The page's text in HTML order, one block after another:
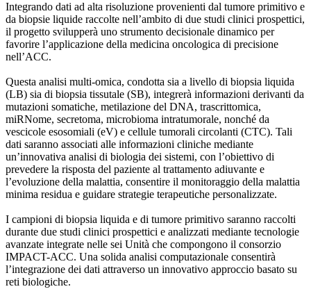
Integrando dati ad alta risoluzione provenienti dal tumore primitivo e
da biopsie liquide raccolte nell’ambito di due studi clinici prospettici,
il progetto svilupperà uno strumento decisionale dinamico per
favorire l’applicazione della medicina oncologica di precisione
nell’ACC.
Questa analisi multi-omica, condotta sia a livello di biopsia liquida
(LB) sia di biopsia tissutale (SB), integrerà informazioni derivanti da
mutazioni somatiche, metilazione del DNA, trascrittomica,
miRNome, secretoma, microbioma intratumorale, nonché da
vescicole esosomiali (eV) e cellule tumorali circolanti (CTC). Tali
dati saranno associati alle informazioni cliniche mediante
un’innovativa analisi di biologia dei sistemi, con l’obiettivo di
prevedere la risposta del paziente al trattamento adiuvante e
l’evoluzione della malattia, consentire il monitoraggio della malattia
minima residua e guidare strategie terapeutiche personalizzate.
I campioni di biopsia liquida e di tumore primitivo saranno raccolti
durante due studi clinici prospettici e analizzati mediante tecnologie
avanzate integrate nelle sei Unità che compongono il consorzio
IMPACT-ACC. Una solida analisi computazionale consentirà
l’integrazione dei dati attraverso un innovativo approccio basato su
reti biologiche.